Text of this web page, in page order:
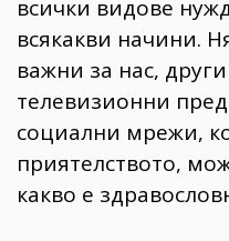
всички видове
всякакви начини.
важни за нас,
телевизионни
социални мрежи,
приятелството,
какво е